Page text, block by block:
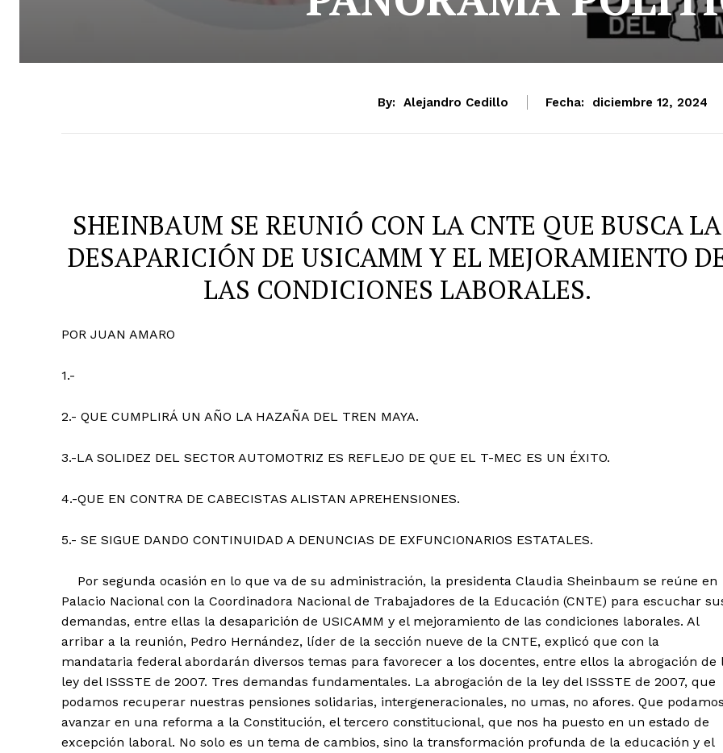
By: Alejandro Cedillo Fecha: diciembre 12, 2024
SHEINBAUM SE REUNIÓ CON LA CNTE QUE BUSCA LA
DESAPARICIÓN DE USICAMM Y EL MEJORAMIENTO
LAS CONDICIONES LABORALES.
POR JUAN AMARO
1.-
2.- QUE CUMPLIRÁ UN AÑO LA HAZAÑA DEL TREN MAYA.
3.-LA SOLIDEZ DEL SECTOR AUTOMOTRIZ ES REFLEJO DE QUE EL T-MEC ES UN ÉXITO.
4.-QUE EN CONTRA DE CABECISTAS ALISTAN APREHENSIONES.
5.- SE SIGUE DANDO CONTINUIDAD A DENUNCIAS DE EXFUNCIONARIOS ESTATALES.
Por segunda ocasión en lo que va de su administración, la presidenta Claudia Sheinbaum se reúne en
Palacio Nacional con la Coordinadora Nacional de Trabajadores de la Educación (CNTE) para escuchar
demandas, entre ellas la desaparición de USICAMM y el mejoramiento de las condiciones laborales. Al
arribar a la reunión, Pedro Hernández, líder de la sección nueve de la CNTE, explicó que con la
mandataria federal abordarán diversos temas para favorecer a los docentes, entre ellos la abrogación de
ley del ISSSTE de 2007. Tres demandas fundamentales. La abrogación de la ley del ISSSTE de 2007, que
podamos recuperar nuestras pensiones solidarias, intergeneracionales, no umas, no afores. Que podamos
avanzar en una reforma a la Constitución, el tercero constitucional, que nos ha puesto en un estado de
excepción laboral. No solo es un tema de cambios, sino la transformación profunda de la educación y el